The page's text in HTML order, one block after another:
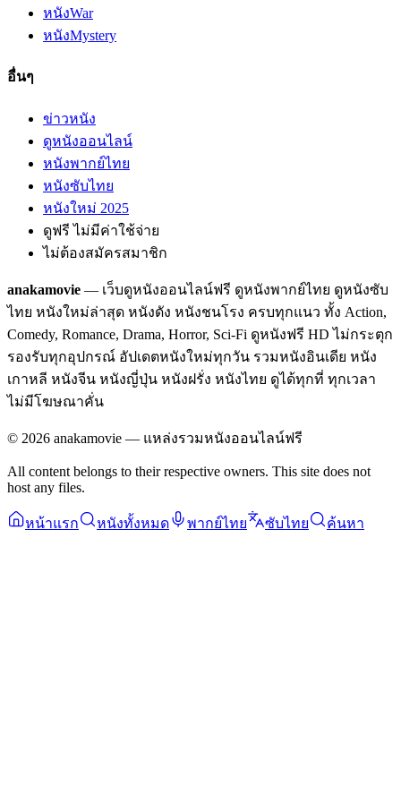
หนังWar
หนังMystery
อื่นๆ
ข่าวหนัง
ดูหนังออนไลน์
หนังพากย์ไทย
หนังซับไทย
หนังใหม่ 2025
ดูฟรี ไม่มีค่าใช้จ่าย
ไม่ต้องสมัครสมาชิก
anakamovie — เว็บดูหนังออนไลน์ฟรี ดูหนังพากย์ไทย ดูหนังซับ
ไทย หนังใหม่ล่าสุด หนังดัง หนังชนโรง ครบทุกแนว ทั้ง Action,
Comedy, Romance, Drama, Horror, Sci-Fi ดูหนังฟรี HD ไม่กระตุก
รองรับทุกอุปกรณ์ อัปเดตหนังใหม่ทุกวัน รวมหนังอินเดีย หนัง
เกาหลี หนังจีน หนังญี่ปุ่น หนังฝรั่ง หนังไทย ดูได้ทุกที่ ทุกเวลา
ไม่มีโฆษณาคั่น
© 2026 anakamovie — แหล่งรวมหนังออนไลน์ฟรี
All content belongs to their respective owners. This site does not
host any files.
หน้าแรก หนังทั้งหมด พากย์ไทย ซับไทย ค้นหา